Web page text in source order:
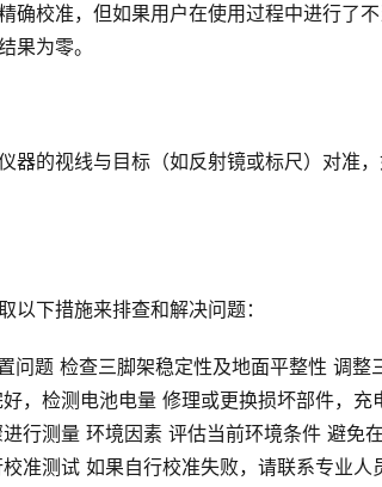
确校准，但如果用户在使用过程中进行了
果为零。
器的视线与目标（如反射镜或标尺）对准
以下措施来排查和解决问题：
问题 检查三脚架稳定性及地面平整性 调
，检测电池电量 修理或更换损坏部件，
行测量 环境因素 评估当前环境条件 避免
准测试 如果自行校准失败，请联系专业